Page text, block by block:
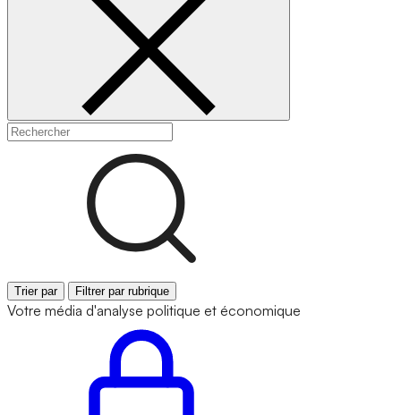
Trier par Filtrer par rubrique
Votre média d'analyse politique et économique